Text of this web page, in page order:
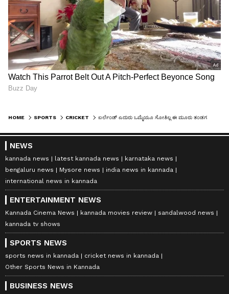
HOME SPORTS CRICKET
NEWS
kannada news latest kannada news
karnataka news
bengaluru news
Mysore news
india news in kannada
international news in kannada
ENTERTAINMENT NEWS
Kannada Cinema News kannada movies review
sandalwood news
kannada tv shows
SPORTS NEWS
sports news in kannada
cricket news in kannada
Other Sports News in Kannada
BUSINESS NEWS